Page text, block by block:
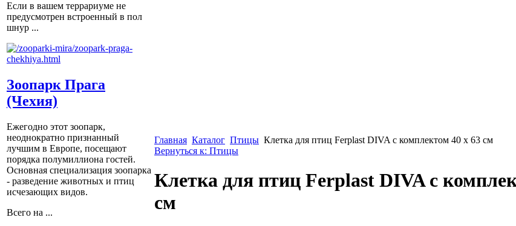
Если в вашем террариуме не
предусмотрен встроенный в пол
шнур ...
Зоопарк Прага
(Чехия)
Ежегодно этот зоопарк,
неоднократно признанный
лучшим в Европе, посещают
порядка полумиллиона гостей.
Основная специализация зоопарка
- разведение животных и птиц
исчезающих видов.
Всего на ...
Главная Каталог Птицы Клетка для птиц Ferplast DIVA с комплектом 40 x 63 см
Вернуться к: Птицы
Клетка для птиц Ferplast DIVA с
см